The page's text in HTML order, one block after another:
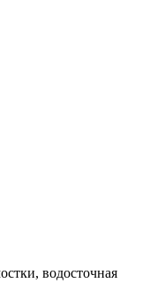
водосточная